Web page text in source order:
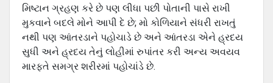
મિષ્ટાન ગ્રહણ કરે છે પણ લીધા પછી પોતાની પાસે રાખી
મુકવાને બદલે મોને આપી દે છે; મો કોળિયાને સંધરી રાખતું
નથી પણ આંતરડાને પહોચાડે છે અને આંતરડા એને હ્રદય
સુધી અને હ્રદય તેનું લોહીમાં રુપાંતર કરી અન્ય અવયવ
મારફતે સમગ્ર શરીરમાં પહોચાંડે છે.